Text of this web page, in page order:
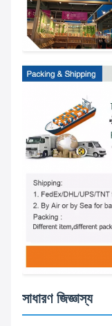
সাধারণ জিজ্ঞাস্য